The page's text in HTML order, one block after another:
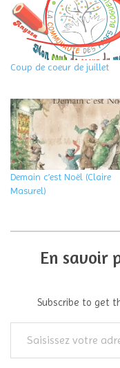
Coup de coeur de juillet
Demain c’est Noël (Claire
Masurel)
En savoir
Subscribe to get
votre
adresse